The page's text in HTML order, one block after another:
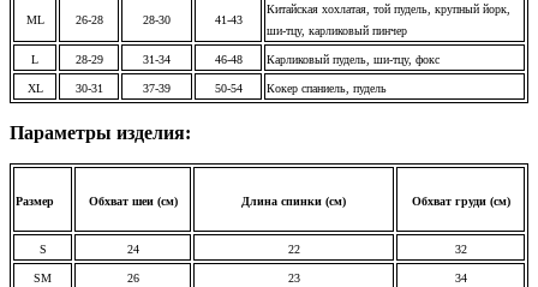
ML 26-28 28-30 41-43
Китайская хохлатая, той пудель, крупный йорк,
ши-тцу, карликовый пинчер
L 28-29 31-34 46-48 Карликовый пудель, ши-тцу, фокс
XL 30-31 37-39 50-54 Кокер спаниель, пудель
Параметры изделия:
Размер Обхват шеи (см) Длина спинки (см) Обхват груди (см)
S 24 22 32
SM 26 23 34